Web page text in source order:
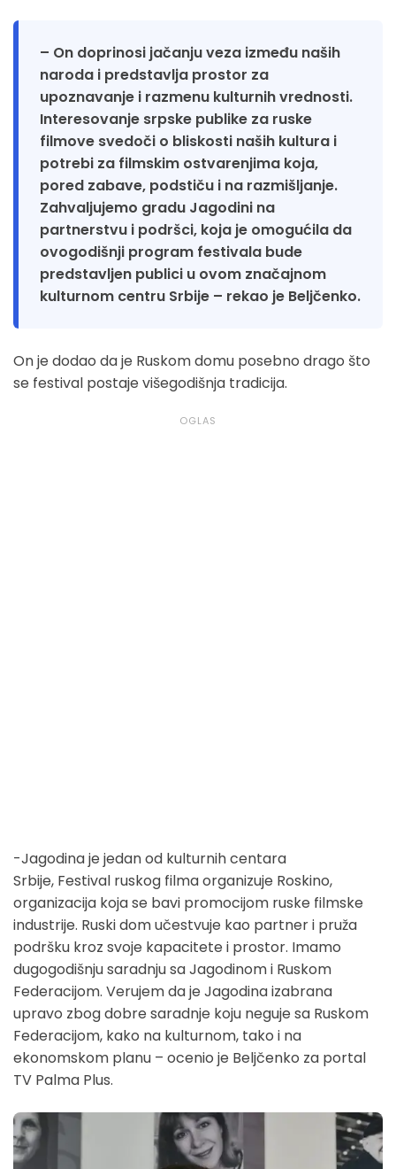
– On doprinosi jačanju veza između naših
naroda i predstavlja prostor za
upoznavanje i razmenu kulturnih vrednosti.
Interesovanje srpske publike za ruske
filmove svedoči o bliskosti naših kultura i
potrebi za filmskim ostvarenjima koja,
pored zabave, podstiču i na razmišljanje.
Zahvaljujemo gradu Jagodini na
partnerstvu i podršci, koja je omogućila da
ovogodišnji program festivala bude
predstavljen publici u ovom značajnom
kulturnom centru Srbije – rekao je Beljčenko.
On je dodao da je Ruskom domu posebno drago što
se festival postaje višegodišnja tradicija.
-Jagodina je jedan od kulturnih centara
Srbije, Festival ruskog filma organizuje Roskino,
organizacija koja se bavi promocijom ruske filmske
industrije. Ruski dom učestvuje kao partner i pruža
podršku kroz svoje kapacitete i prostor. Imamo
dugogodišnju saradnju sa Jagodinom i Ruskom
Federacijom. Verujem da je Jagodina izabrana
upravo zbog dobre saradnje koju neguje sa Ruskom
Federacijom, kako na kulturnom, tako i na
ekonomskom planu – ocenio je Beljčenko za portal
TV Palma Plus.